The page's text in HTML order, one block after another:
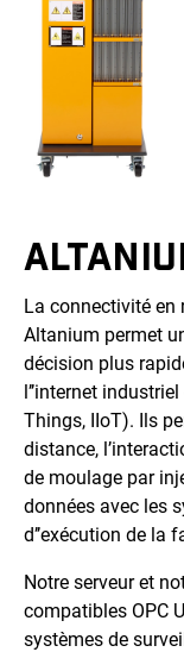
La connectivité en
Altanium permet
décision plus
l’’internet
Things, IIoT). Ils
distance,
de moulage par
données avec les
d’’exécution de la
Notre serveur et
compatibles OPC
systèmes de